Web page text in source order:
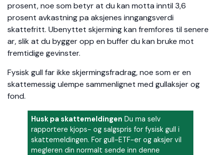
prosent, noe som betyr at du kan motta inntil 3,6
prosent avkastning pa aksjenes inngangsverdi
skattefritt. Ubenyttet skjerming kan fremfores til senere
ar, slik at du bygger opp en buffer du kan bruke mot
fremtidige gevinster.
Fysisk gull far ikke skjermingsfradrag, noe som er en
skattemessig ulempe sammenlignet med gullaksjer og
fond.
Husk pa skattemeldingen Du ma selv
rapportere kjops- og salgspris for fysisk gull i
skattemeldingen. For gull-ETF-er og aksjer vil
megleren din normalt sende inn denne